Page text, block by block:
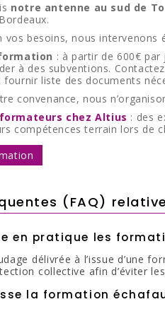
notre antenne au sud de
vos besoins, nous intervenons
: à partir de 600€
à des subventions.
fournir liste des documents
convenance, nous
formateurs chez Altius : des
compétences terrain lors de
(FAQ)
en pratique les
délivrée à l’issue
collective afin d’éviter
la formation